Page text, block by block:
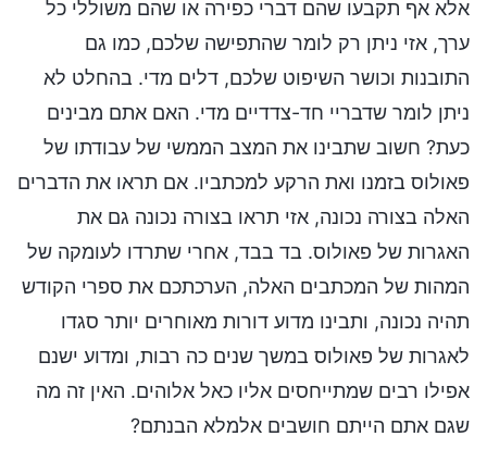
אלא אף תקבעו שהם דברי כפירה או שהם משוללי כל
ערך, אזי ניתן רק לומר שהתפישה שלכם, כמו גם
התובנות וכושר השיפוט שלכם, דלים מדי. בהחלט לא
ניתן לומר שדבריי חד-צדדיים מדי. האם אתם מבינים
כעת? חשוב שתבינו את המצב הממשי של עבודתו של
פאולוס בזמנו ואת הרקע למכתביו. אם תראו את הדברים
האלה בצורה נכונה, אזי תראו בצורה נכונה גם את
האגרות של פאולוס. בד בבד, אחרי שתרדו לעומקה של
המהות של המכתבים האלה, הערכתכם את ספרי הקודש
תהיה נכונה, ותבינו מדוע דורות מאוחרים יותר סגדו
לאגרות של פאולוס במשך שנים כה רבות, ומדוע ישנם
אפילו רבים שמתייחסים אליו כאל אלוהים. האין זה מה
שגם אתם הייתם חושבים אלמלא הבנתם?